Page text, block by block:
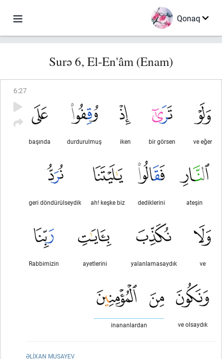
Qonaq
Surə 6, El-En'âm (Enam)
6:27
ve eğer
bir görsen
iken
durdurulmuş
başında
ateşin
dediklerini
ah! keşke biz
geri döndürülseydik
ve
yalanlamasaydık
ayetlerini
Rabbimizin
ve olsaydık
inananlardan
ƏLIXAN MUSAYEV